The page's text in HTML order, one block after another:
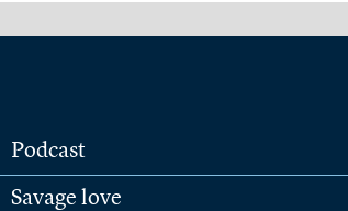
Podcast
Savage love